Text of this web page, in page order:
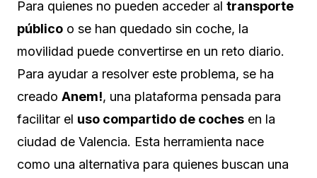
Para quienes no pueden acceder al transporte
público o se han quedado sin coche, la
movilidad puede convertirse en un reto diario.
Para ayudar a resolver este problema, se ha
creado Anem!, una plataforma pensada para
facilitar el uso compartido de coches en la
ciudad de Valencia. Esta herramienta nace
como una alternativa para quienes buscan una